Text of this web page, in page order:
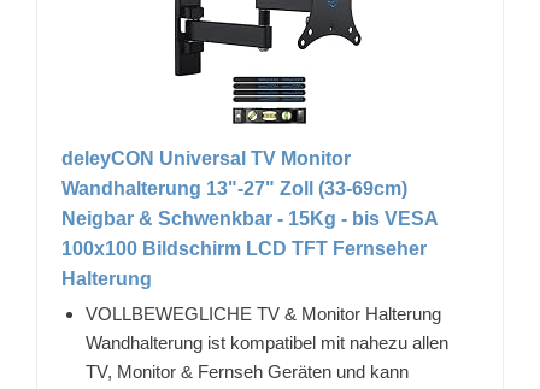
deleyCON Universal TV Monitor
Wandhalterung 13"-27" Zoll (33-69cm)
Neigbar & Schwenkbar - 15Kg - bis VESA
100x100 Bildschirm LCD TFT Fernseher
Halterung
VOLLBEWEGLICHE TV & Monitor Halterung
Wandhalterung ist kompatibel mit nahezu allen
TV, Monitor & Fernseh Geräten und kann